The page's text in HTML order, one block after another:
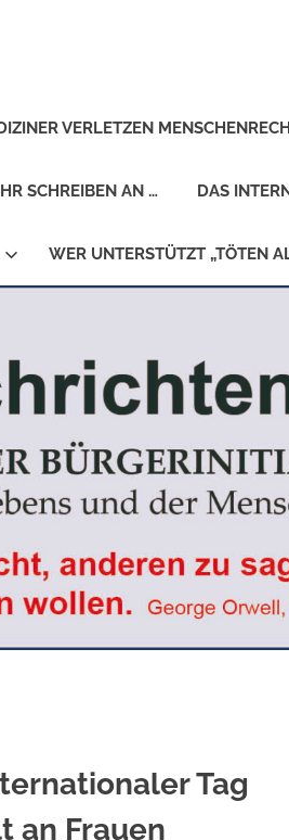
VERLETZEN
SCHREIBEN AN … DAS
WER UNTERSTÜTZT „TÖTEN
Tag
an Frauen